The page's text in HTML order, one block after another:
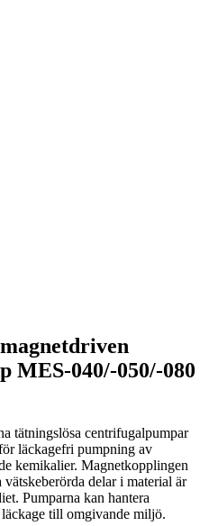
MES-040/-050/-080
tätningslösa centrifugalpumpar
läckagefri pumpning av
kemikalier. Magnetkopplingen
delar i material är
Pumparna kan hantera
till omgivande miljö.